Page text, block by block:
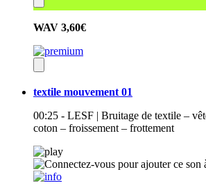
WAV 3,60€
textile mouvement 01
00:25 - LESF | Bruitage de textile –
coton – froissement – frottement